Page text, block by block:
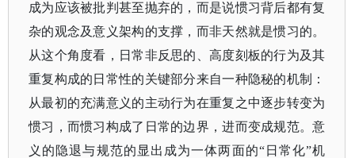
成为应该被批判甚至抛弃的，而是说惯习背后都有复
杂的观念及意义架构的支撑，而非天然就是惯习的。
从这个角度看，日常非反思的、高度刻板的行为及其
重复构成的日常性的关键部分来自一种隐秘的机制：
从最初的充满意义的主动行为在重复之中逐步转变为
惯习，而惯习构成了日常的边界，进而变成规范。意
义的隐退与规范的显出成为一体两面的“日常化”机